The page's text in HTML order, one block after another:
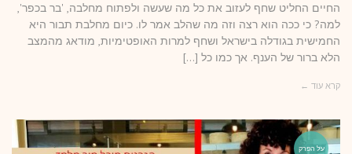
החיים החליט שחף לעזוב את כל מה שעשה ולפתוח מחלבה, 'בר בכפר',
למה? כי ככה הוא רצה וזה מה שהלב אמר לו. כיום מחלבת תבור היא
החמישית בגודלה בישראל ושחף למרות האופטימיות, מודאג מהמצב
הלא ברור של הענף. אך כמו כל […]
קרא עוד ←
על הפרק